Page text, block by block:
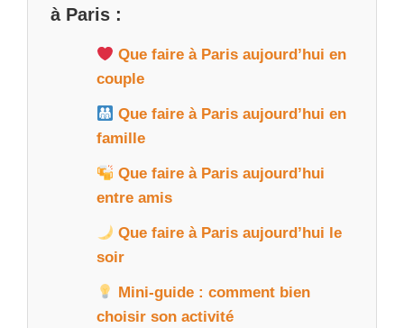
à Paris :
Que faire à Paris aujourd’hui en
couple
Que faire à Paris aujourd’hui en
famille
Que faire à Paris aujourd’hui
entre amis
Que faire à Paris aujourd’hui le
soir
Mini-guide : comment bien
choisir son activité